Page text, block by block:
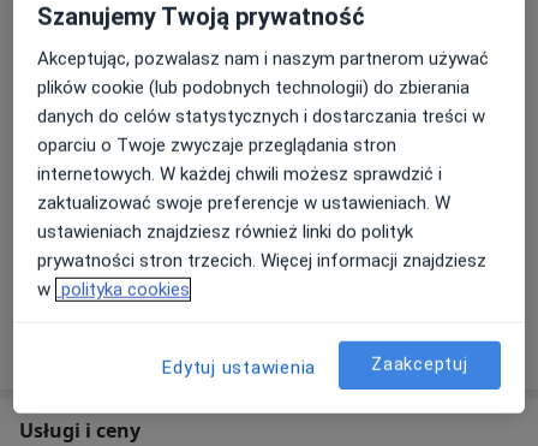
08/10/2025
Pokaż więcej aktualności (2)
Usługi i ceny
Szanujemy Twoją prywatność
Akceptując, pozwalasz nam i naszym partnerom używać
plików cookie (lub podobnych technologii) do zbierania
danych do celów statystycznych i dostarczania treści w
oparciu o Twoje zwyczaje przeglądania stron
internetowych. W każdej chwili możesz sprawdzić i
zaktualizować swoje preferencje w ustawieniach. W
ustawieniach znajdziesz również linki do polityk
prywatności stron trzecich. Więcej informacji znajdziesz
w polityka cookies
Edytuj ustawienia Zaakceptuj